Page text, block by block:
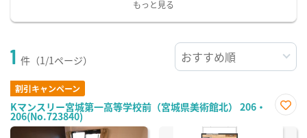
もっと見る
1 件（1/1ページ）
割引キャンペーン
Kマンスリー宮城第一高等学校前（宮城県美術館北） 206・
206(No.723840)
に入